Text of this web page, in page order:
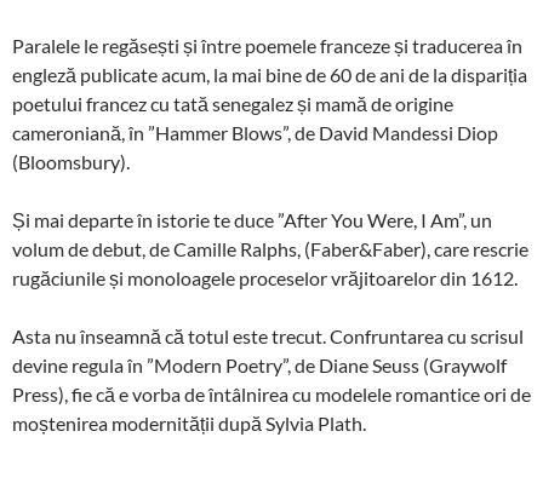
Paralele le regăsești și între poemele franceze și traducerea în
engleză publicate acum, la mai bine de 60 de ani de la dispariția
poetului francez cu tată senegalez și mamă de origine
cameroniană, în ”Hammer Blows”, de David Mandessi Diop
(Bloomsbury).
Și mai departe în istorie te duce ”After You Were, I Am”, un
volum de debut, de Camille Ralphs, (Faber&Faber), care rescrie
rugăciunile și monoloagele proceselor vrăjitoarelor din 1612.
Asta nu înseamnă că totul este trecut. Confruntarea cu scrisul
devine regula în ”Modern Poetry”, de Diane Seuss (Graywolf
Press), fie că e vorba de întâlnirea cu modelele romantice ori de
moștenirea modernității după Sylvia Plath.